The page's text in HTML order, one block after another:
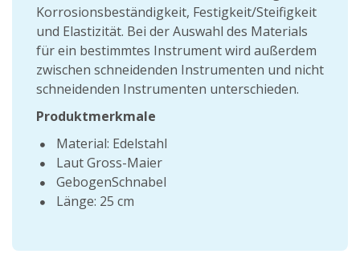
Korrosionsbeständigkeit, Festigkeit/Steifigkeit
und Elastizität. Bei der Auswahl des Materials
für ein bestimmtes Instrument wird außerdem
zwischen schneidenden Instrumenten und nicht
schneidenden Instrumenten unterschieden.
Produktmerkmale
Material: Edelstahl
Laut Gross-Maier
GebogenSchnabel
Länge: 25 cm